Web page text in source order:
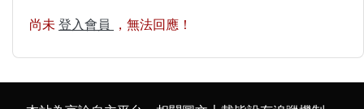
尚未 登入會員 ，無法回應！